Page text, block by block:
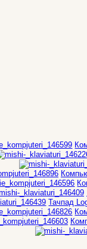
Тачпад